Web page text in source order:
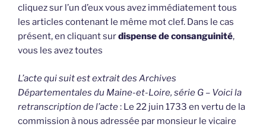
cliquez sur l’un d’eux vous avez immédiatement tous
les articles contenant le même mot clef. Dans le cas
présent, en cliquant surdispense de consanguinité,
vous les avez toutes
L’acte qui suit est extrait des Archives
Départementales du Maine-et-Loire, série G – Voici la
retranscription de l’acte: Le 22 juin 1733 en vertu de la
commission à nous adressée par monsieur le vicaire